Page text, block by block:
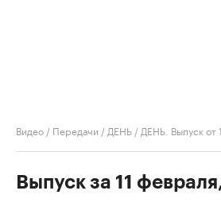
Видео / Передачи / ДЕНЬ / ДЕНЬ. Выпуск от
Выпуск за 11